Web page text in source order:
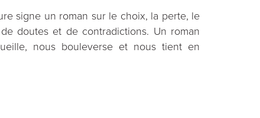
signe un roman sur le choix, la perte, le
doutes et de contradictions. Un roman
nous bouleverse et nous tient en